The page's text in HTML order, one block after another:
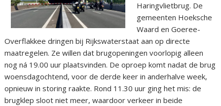
Haringvlietbrug. De
gemeenten Hoeksche
Waard en Goeree-
Overflakkee dringen bij Rijkswaterstaat aan op directe
maatregelen. Ze willen dat brugopeningen voorlopig alleen
nog ná 19.00 uur plaatsvinden. De oproep komt nadat de brug
woensdagochtend, voor de derde keer in anderhalve week,
opnieuw in storing raakte. Rond 11.30 uur ging het mis: de
brugklep sloot niet meer, waardoor verkeer in beide